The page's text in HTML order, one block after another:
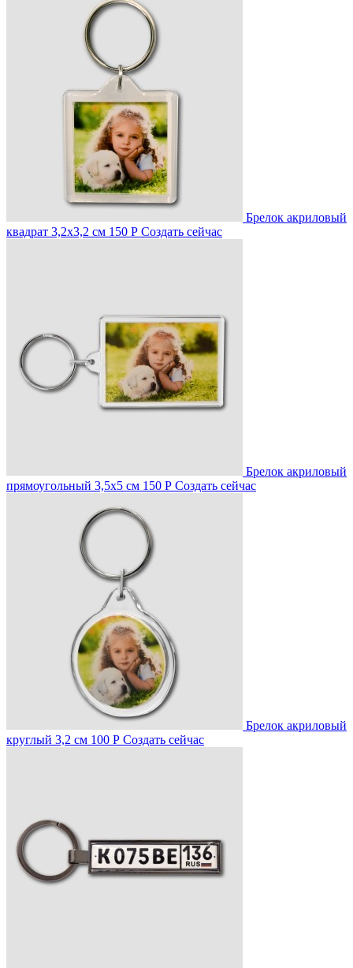
Брелок акриловый
квадрат 3,2х3,2 см 150 Р Создать сейчас
Брелок акриловый
прямоугольный 3,5х5 см 150 Р Создать сейчас
Брелок акриловый
круглый 3,2 см 100 Р Создать сейчас